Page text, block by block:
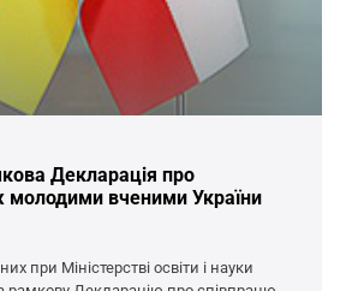
Декларація про
молодими вченими України
при Міністерстві освіти і науки